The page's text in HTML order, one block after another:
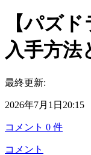
【パズ
入手方法
最終更新:
2026年7月1日20:15
コメント 0 件
コメント